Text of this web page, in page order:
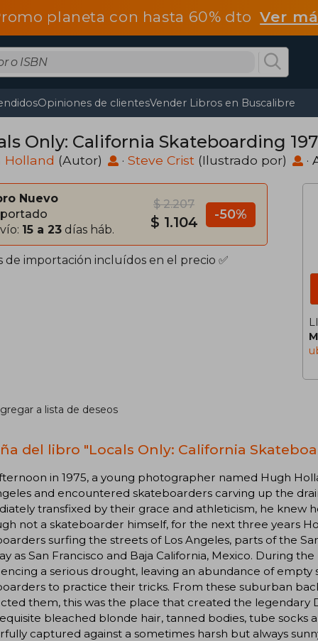
planeta con hasta 60% dtoVer
Opiniones de clientesVender Libros en Buscalibre
Only: California Skateboarding
Holland (Autor) · Steve Crist (Ilustrado por) ·
Nuevo
15 a 23 días háb.
$ 2.207
$ 1.104 -50%
de importación incluídos en el precio ✅
a lista de deseos
del libro "Locals Only: California
in 1975, a young photographer named Hugh
and encountered skateboarders carving up the
transfixed by their grace and athleticism, he knew
not a skateboarder himself, for the next three years
surfing the streets of Los Angeles, parts of the
as San Francisco and Baja California, Mexico. During
a serious drought, leaving an abundance of
to practice their tricks. From these suburban
them, this was the place that created the legendary
bleached blonde hair, tanned bodies, tube socks
captured against a sometimes harsh but always